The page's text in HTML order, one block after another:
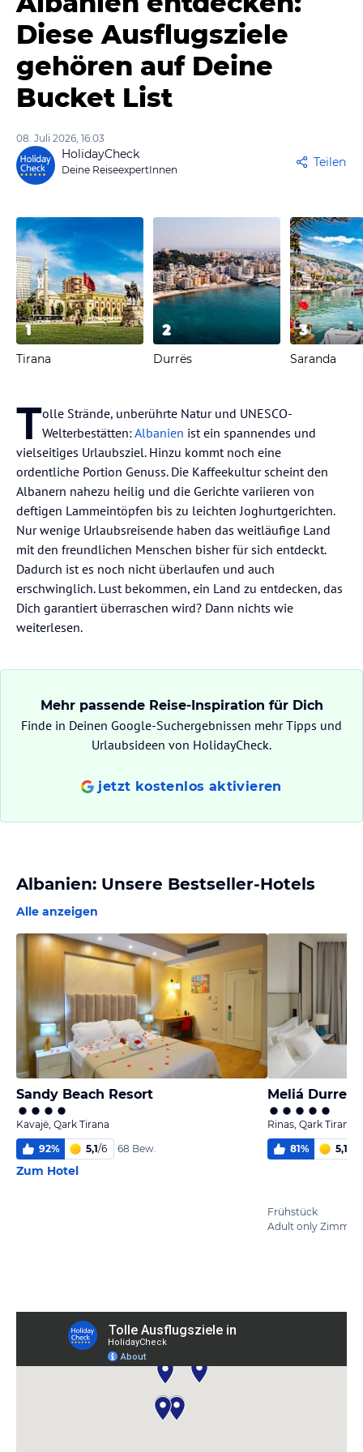
Diese Ausflugsziele
gehören auf Deine
Bucket List
08. Juli 2026, 16:03
HolidayCheck
Deine ReiseexpertInnen
Teilen
1
Tirana
2
Durrës
3
Saranda
Tolle Strände, unberührte Natur und UNESCO-
Welterbestätten:Albanien ist ein spannendes und
vielseitiges Urlaubsziel. Hinzu kommt noch eine
ordentliche Portion Genuss. Die Kaffeekultur scheint den
Albanern nahezu heilig und die Gerichte variieren von
deftigen Lammeintöpfen bis zu leichten Joghurtgerichten.
Nur wenige Urlaubsreisende haben das weitläufige Land
mit den freundlichen Menschen bisher für sich entdeckt.
Dadurch ist es noch nicht überlaufen und auch
erschwinglich. Lust bekommen, ein Land zu entdecken, das
Dich garantiert überraschen wird? Dann nichts wie
weiterlesen.
Mehr passende Reise-Inspiration für Dich
Finde in Deinen Google-Suchergebnissen mehr Tipps und
Urlaubsideen von HolidayCheck.
jetzt kostenlos aktivieren
Albanien: Unsere Bestseller-Hotels
Alle anzeigen
Sandy Beach Resort
Kavajë, Qark Tirana
92% 5,1/6 68 Bew.
Zum Hotel
Meliá Durres
Rinas, Qark Tirana
81% 5,1
Frühstück